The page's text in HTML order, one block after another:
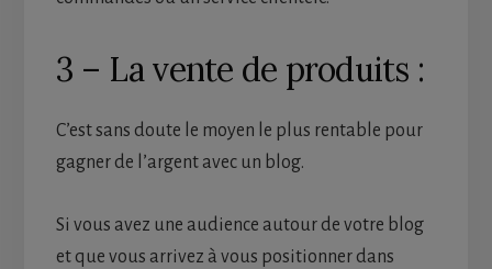
3 – La vente de produits :
C’est sans doute le moyen le plus rentable pour
gagner de l’argent avec un blog.
Si vous avez une audience autour de votre blog
et que vous arrivez à vous positionner dans